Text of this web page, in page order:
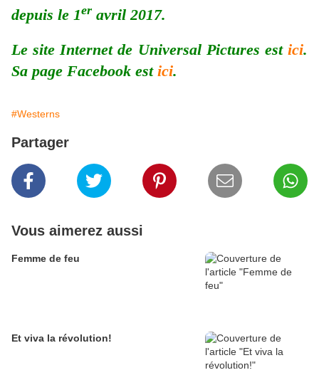
depuis le 1er avril 2017.
Le site Internet de Universal Pictures est ici.
Sa page Facebook est ici.
#Westerns
Partager
Vous aimerez aussi
Femme de feu
Et viva la révolution!